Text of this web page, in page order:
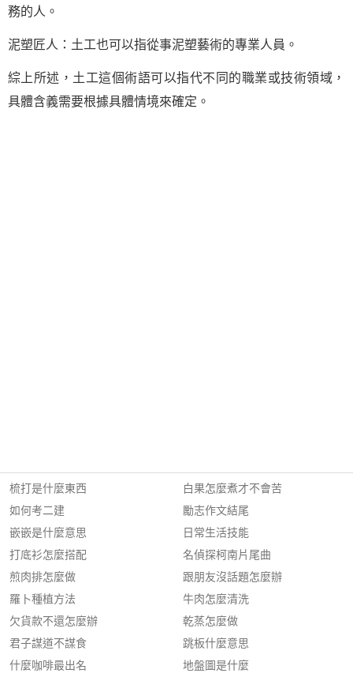
務的人。
泥塑匠人：土工也可以指從事泥塑藝術的專業人員。
綜上所述，土工這個術語可以指代不同的職業或技術領域，
具體含義需要根據具體情境來確定。
梳打是什麼東西
如何考二建
嵌嵌是什麼意思
打底衫怎麼搭配
煎肉排怎麼做
羅卜種植方法
欠貨款不還怎麼辦
君子謀道不謀食
什麼咖啡最出名
白果怎麼煮才不會苦
勵志作文結尾
日常生活技能
名偵探柯南片尾曲
跟朋友沒話題怎麼辦
牛肉怎麼清洗
乾蒸怎麼做
跳板什麼意思
地盤圖是什麼